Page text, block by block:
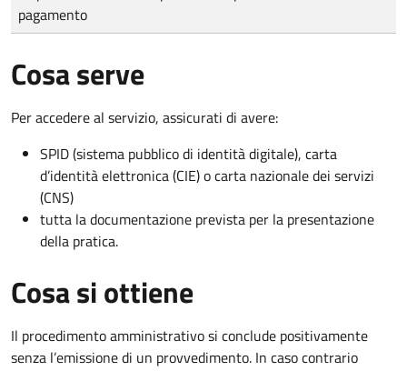
pagamento
Cosa serve
Per accedere al servizio, assicurati di avere:
SPID (sistema pubblico di identità digitale), carta
d’identità elettronica (CIE) o carta nazionale dei servizi
(CNS)
tutta la documentazione prevista per la presentazione
della pratica.
Cosa si ottiene
Il procedimento amministrativo si conclude positivamente
senza l’emissione di un provvedimento. In caso contrario